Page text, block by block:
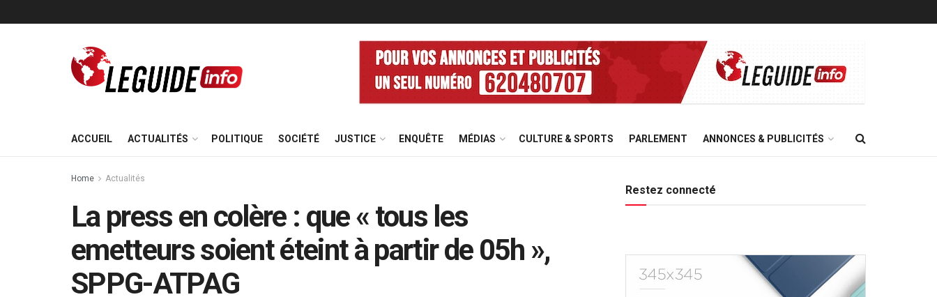
ACCUEIL ACTUALITÉS POLITIQUE SOCIÉTÉ JUSTICE ENQUÊTE MÉDIAS CULTURE & SPORTS PARLEMENT ANNONCES & PUBLICITÉS
Home Actualités
La press en colère : que « tous les
emetteurs soient éteint à partir de 05h »,
SPPG-ATPAG
Restez connecté